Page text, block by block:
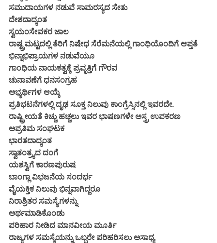
ಸಮುದಾಯಗಳ ನಡುವೆ ಸಾಮರಸ್ಯದ ಸೇತು
ದೇಶದಾದ್ಯಂತ
ಸ್ವಯಂಸೇವಕರ ಜಾಲ
ರಾಷ್ಟ್ರಮಟ್ಟದಲ್ಲಿ ತೆರಿಗೆ ನಿಷೇಧ ಸೆರೆಮನೆಯಲ್ಲಿ ಗಾಂಧಿಯೊಂದಿಗೆ ಆಪ್ತತೆ
ಭಿನ್ನಾಭಿಪ್ರಾಯಗಳ ನಡುವೆಯೂ
ಗಾಂಧಿಯ ನಾಯಕತ್ವಕ್ಕೆ ಪ್ರವೃತ್ತಿಗೆ ಗೌರವ
ಚುನಾವಣೆಗೆ ಧನಸಂಗ್ರಹ
ಅಭ್ಯರ್ಥಿಗಳ ಆಯ್ಕೆ
ಪ್ರತಿಭಟನೆಗಳಲ್ಲಿ ದೃಢ ಸೂಕ್ತ ನಿಲುವು ಕಾಂಗ್ರೆಸ್ಸಿನಲ್ಲಿ ಇವರದೇ.
ರಾಷ್ಟ್ರೀಯತೆ ಕಿಚ್ಚು ಹಚ್ಚಲು ಇವರ ಭಾಷಣಗಳೇ ಅಸ್ತ್ರ ಉಪಕರಣ
ಅಪ್ರತಿಮ ಸಂಘಟಕ
ಭಾರತದಾದ್ಯಂತ
ಸ್ವಾತಂತ್ರ್ಯದ ದಂಗೆ
ಯಶಸ್ವಿಗೆ ಕಾರಣಪುರುಷ
ಬಾಂಗ್ಲಾ ವಿಭಜನೆಯ ಸಂದರ್ಭ
ವೈಯಕ್ತಿಕ ನಿಲುವು ಭಿನ್ನವಾಗಿದ್ದರೂ
ನಿರಾಶ್ರಿತರ ಸಮಸ್ಯೆಗಳನ್ನು
ಅರ್ಥಮಾಡಿಕೊಂಡು
ಪರಿಹಾರ ನೀಡಿದ ಮಾನವೀಯ ಮೂರ್ತಿ
ರಾಜ್ಯಗಳ ಸಮಸ್ಯೆಯನ್ನು ಒಬ್ಬರೇ ಪರಿಹರಿಸಲು ಅಸಾಧ್ಯ